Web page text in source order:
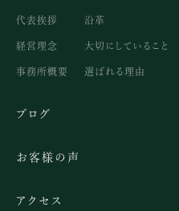
代表挨拶
経営理念
事務所概要
沿革
大切にしていること
選ばれる理由
ブログ
お客様の声
アクセス